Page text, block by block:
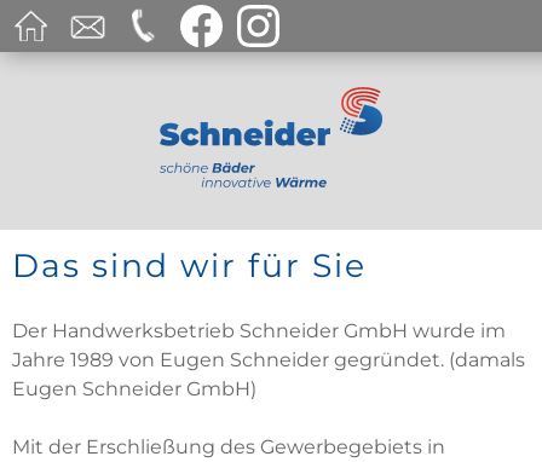
Das sind wir für Sie
Der Handwerksbetrieb Schneider GmbH wurde im
Jahre 1989 von Eugen Schneider gegründet. (damals
Eugen Schneider GmbH)
Mit der Erschließung des Gewerbegebiets in